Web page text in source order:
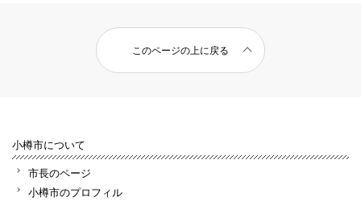
このページの上に戻る
小樽市について
市長のページ
小樽市のプロフィル